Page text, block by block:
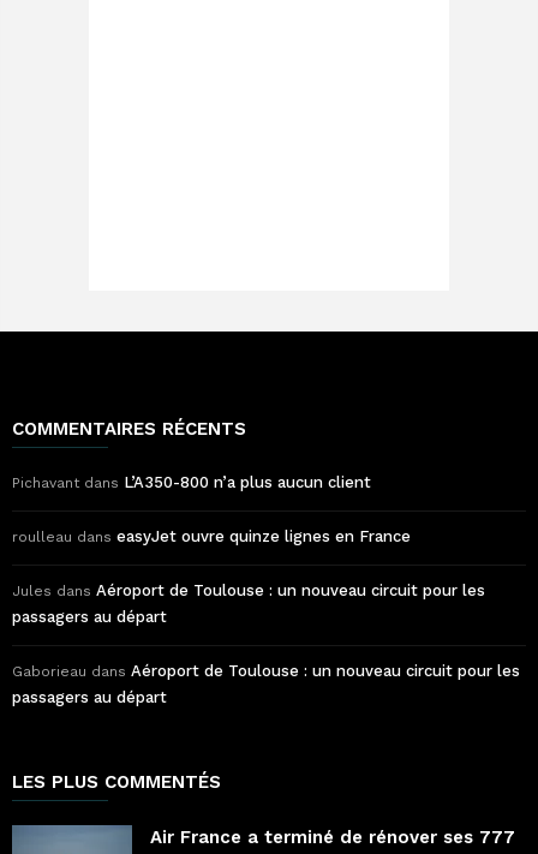
COMMENTAIRES RÉCENTS
Pichavant dans L’A350-800 n’a plus aucun client
roulleau dans easyJet ouvre quinze lignes en France
Jules dans Aéroport de Toulouse : un nouveau circuit pour les
passagers au départ
Gaborieau dans Aéroport de Toulouse : un nouveau circuit pour les
passagers au départ
LES PLUS COMMENTÉS
Air France a terminé de rénover ses 777